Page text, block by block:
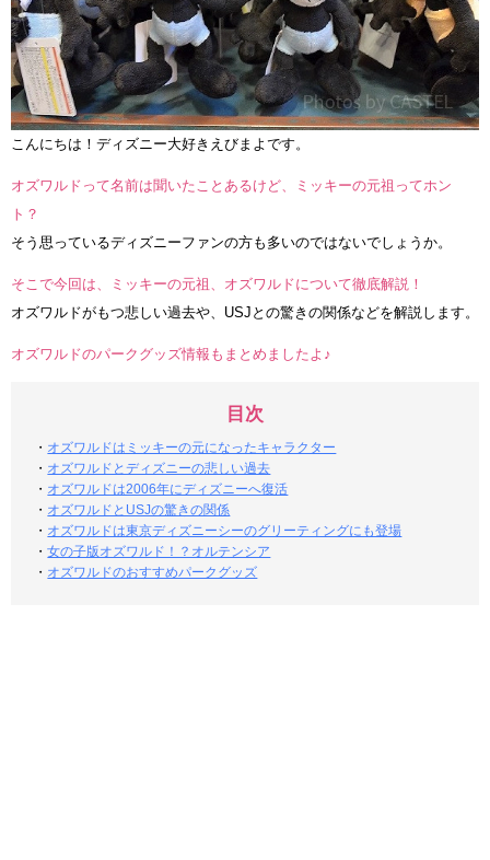
こんにちは！ディズニー大好きえびまよです。
オズワルドって名前は聞いたことあるけど、ミッキーの元祖ってホン
ト？
そう思っているディズニーファンの方も多いのではないでしょうか。
そこで今回は、ミッキーの元祖、オズワルドについて徹底解説！
オズワルドがもつ悲しい過去や、USJとの驚きの関係などを解説します。
オズワルドのパークグッズ情報もまとめましたよ♪
目次
・ オズワルドはミッキーの元になったキャラクター
・ オズワルドとディズニーの悲しい過去
・ オズワルドは2006年にディズニーへ復活
・ オズワルドとUSJの驚きの関係
・ オズワルドは東京ディズニーシーのグリーティングにも登場
・女の子版オズワルド！？オルテンシア
・ オズワルドのおすすめパークグッズ